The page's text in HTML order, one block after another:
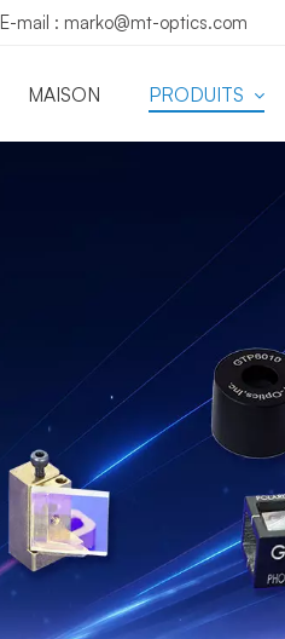
E-mail : marko@mt-optics.com
MAISON PRODUITS